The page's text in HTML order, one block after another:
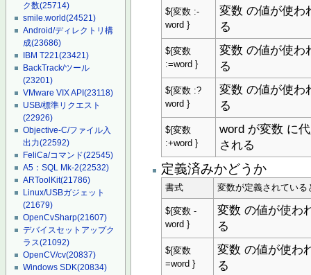
ク数(25714)
smile.world(24521)
Android/ディレクトリ構
成(23686)
IBM T221(23421)
BackTrack/ツール
(23201)
VMware VIX API(23118)
USB/標準リクエスト
(22926)
Objective-C/ファイル入
出力(22592)
FeliCa/コマンド(22545)
A5：SQL Mk-2(22532)
ARToolKit(21786)
Linux/USBガジェット
(21679)
OpenCvSharp(21607)
デバイスセットアップク
ラス(21092)
OpenCV/cv(20837)
Windows SDK(20834)
${変数 :-
word }
変数 の値が使わ
る
${変数
:=word }
変数 の値が使わ
る
${変数 :?
word }
変数 の値が使わ
る
${変数
:+word }
word が変数 に
される
定義済みかどうか
書式 変数が定義されている
${変数 -
word }
変数 の値が使わ
る
${変数
=word }
変数 の値が使わ
る